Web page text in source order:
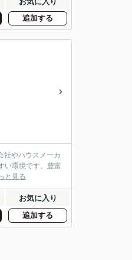
追加する
やハウスメーカ
い環境です。豊富
と見る
お気に入り
追加する